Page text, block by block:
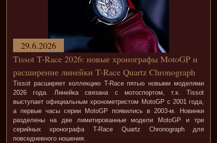
Tissot T-Race 2026: новые хронографы MotoGP и
расширение линейки T-Race Quartz Chronograph
Tissot расширяет коллекцию T-Race пятью новыми моделями
2026 года. Линейка связана с мотоспортом, т.к. Tissot
выступает официальным хронометристом MotoGP с 2001 года,
а первые часы серии MotoGP появились в 2003-м. Новинки
разделены на две лимитированные модели MotoGP и три
серийных хронографа T-Race Quartz Chronograph для
повседневного ношения.
29.6.2026